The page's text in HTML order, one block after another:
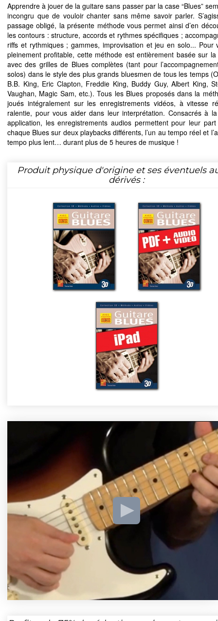
Apprendre à jouer de la guitare sans passer par la case “Blues”
incongru que de vouloir chanter sans même savoir parler.
passage obligé, la présente méthode vous permet ainsi d’en
les contours : structure, accords et rythmes spécifiques ;
riffs et rythmiques ; gammes, improvisation et jeu en solo... Pour
pleinement profitable, cette méthode est entièrement basée sur
avec des grilles de Blues complètes (tant pour
solos) dans le style des plus grands bluesmen de tous les temps
B.B. King, Eric Clapton, Freddie King, Buddy Guy, Albert King,
Vaughan, Magic Sam, etc.). Tous les Blues proposés dans la
joués intégralement sur les enregistrements vidéos, à vitesse
ralentie, pour vous aider dans leur interprétation. Consacrés à
application, les enregistrements audios permettent pour leur
chaque Blues sur deux playbacks différents, l’un au tempo réel et
tempo plus lent… durant plus de 5 heures de musique !
Produit physique d'origine et ses éventuels
dérivés :